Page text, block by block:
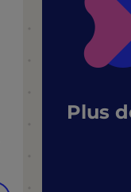
Plus